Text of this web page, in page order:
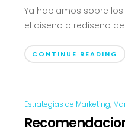
Ya hablamos sobre
el diseño o rediseño de
CONTINUE READING
Estrategias de Marketing,